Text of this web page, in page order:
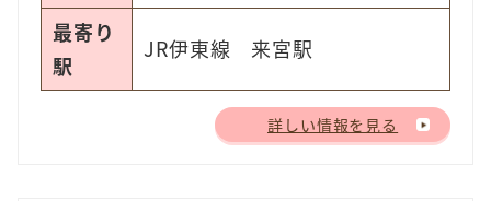
最寄り
駅
JR伊東線 来宮駅
詳しい情報を見る